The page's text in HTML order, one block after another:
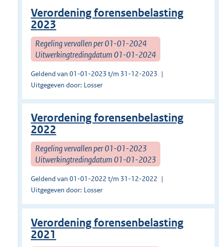
Verordening forensenbelasting
2023
Regeling vervallen per 01-01-2024
Uitwerkingtredingdatum 01-01-2024
Geldend van 01-01-2023 t/m 31-12-2023
Uitgegeven door: Losser
Verordening forensenbelasting
2022
Regeling vervallen per 01-01-2023
Uitwerkingtredingdatum 01-01-2023
Geldend van 01-01-2022 t/m 31-12-2022
Uitgegeven door: Losser
Verordening forensenbelasting
2021